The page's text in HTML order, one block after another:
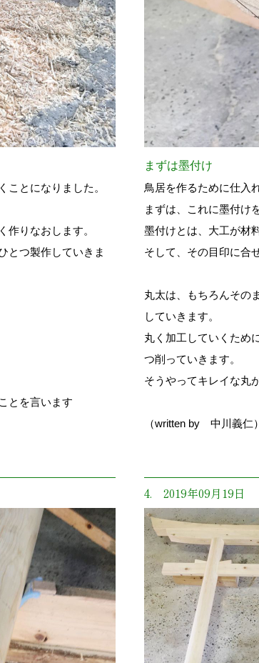
ことになりました。
作りなおします。
とつ製作していきま
とを言います
まずは墨付け
鳥居を作るために仕入
まずは、これに墨付け
墨付けとは、大工が材
そして、その目印に合
丸太は、もちろんその
していきます。
丸く加工していくため
つ削っていきます。
そうやってキレイな丸
（written by 中川義仁）
4. 2019年09月19日